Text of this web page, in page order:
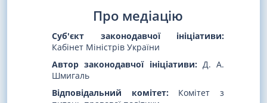
Про медіацію
Суб'єкт законодавчої ініціативи:
Кабінет Міністрів України
Автор законодавчої ініціативи:Д. А.
Шмигаль
Відповідальний комітет:Комітет з